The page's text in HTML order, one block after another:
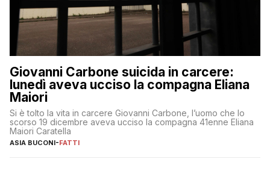
Giovanni Carbone suicida in carcere:
lunedì aveva ucciso la compagna Eliana
Maiori
Si è tolto la vita in carcere Giovanni Carbone, l’uomo che lo
scorso 19 dicembre aveva ucciso la compagna 41enne Eliana
Maiori Caratella
ASIA BUCONI-FATTI